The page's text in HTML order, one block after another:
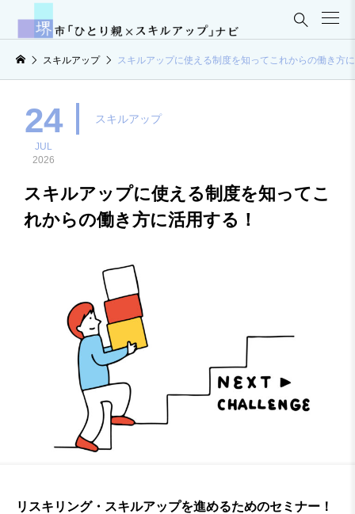

スキルアップ スキルアップに使える制度を知ってこれからの働き方
24
JUL
2026
スキルアップ
スキルアップに使える制度を知ってこ
れからの働き方に活用する！
リスキリング・スキルアップを進めるためのセミナー！